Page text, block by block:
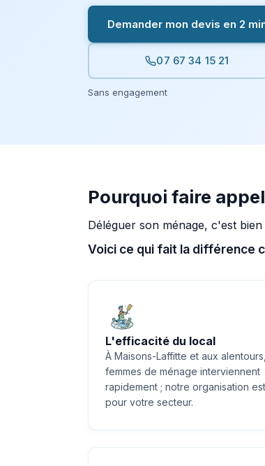
Demander mon devis en 2
07 67 34 15 21
Sans engagement
Pourquoi faire
Déléguer son ménage, c'est
Voici ce qui fait la différence
L'efficacité du local
À Maisons-Laffitte et aux
femmes de ménage interviennent
rapidement ; notre organisation
pour votre secteur.